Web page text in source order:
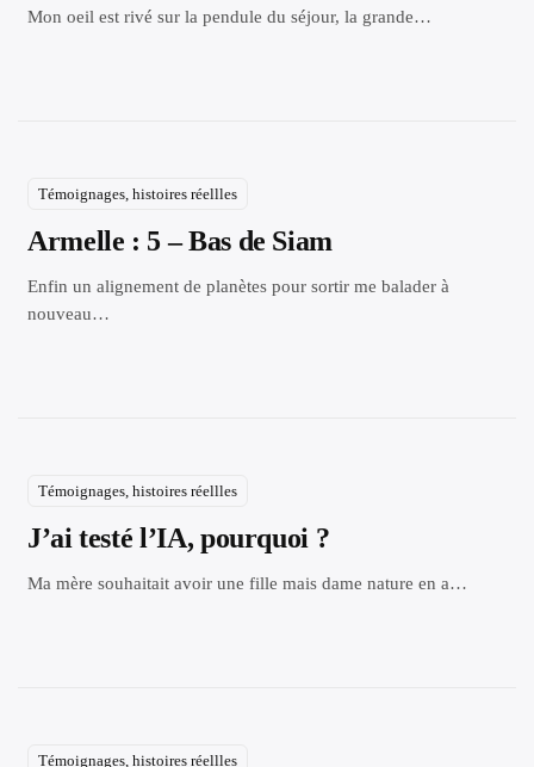
Mon oeil est rivé sur la pendule du séjour, la grande…
Témoignages, histoires réellles
Armelle : 5 – Bas de Siam
Enfin un alignement de planètes pour sortir me balader à
nouveau…
Témoignages, histoires réellles
J’ai testé l’IA, pourquoi ?
Ma mère souhaitait avoir une fille mais dame nature en a…
Témoignages, histoires réellles